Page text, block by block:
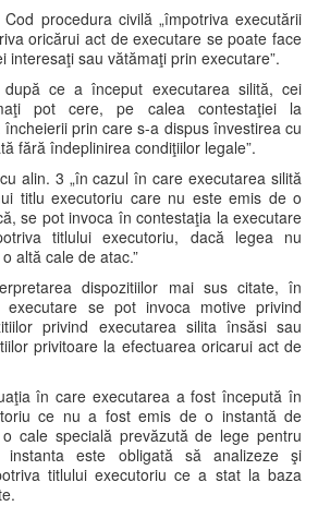
procedura civilă „împotriva executării
oricărui act de executare se poate face
interesaţi sau vătămaţi prin executare”.
după ce a început executarea silită, cei
pot cere, pe calea contestaţiei la
prin care s-a dispus învestirea cu
fără îndeplinirea condiţiilor legale”.
alin. 3 „în cazul în care executarea silită
titlu executoriu care nu este emis de o
se pot invoca în contestaţia la executare
titlului executoriu, dacă legea nu
altă cale de atac.”
dispozitiilor mai sus citate, în
executare se pot invoca motive privind
privind executarea silita însăsi sau
privitoare la efectuarea oricarui act de
în care executarea a fost începută în
ce nu a fost emis de o instantă de
cale specială prevăzută de lege pentru
instanta este obligată să analizeze şi
titlului executoriu ce a stat la baza